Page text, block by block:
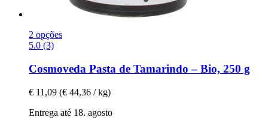
2 opções
5.0 (3)
Cosmoveda Pasta de Tamarindo – Bio, 250 g
€ 11,09 (€ 44,36 / kg)
Entrega até 18. agosto